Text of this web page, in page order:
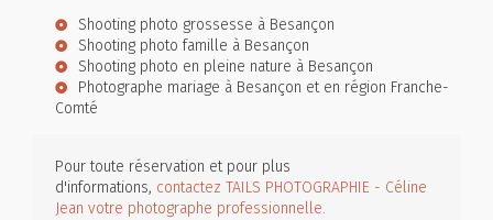
Shooting photo grossesse à Besançon
Shooting photo famille à Besançon
Shooting photo en pleine nature à Besançon
Photographe mariage à Besançon et en région Franche-
Comté
Pour toute réservation et pour plus
d'informations, contactez TAILS PHOTOGRAPHIE - Céline
Jean votre photographe professionnelle.